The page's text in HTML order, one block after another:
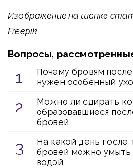
Изображение на шапке
Freepik
Вопросы,
Почему бровям
нужен особенный
Можно ли сдирать
образовавшиеся
бровей
На какой день после
бровей можно умыть
водой